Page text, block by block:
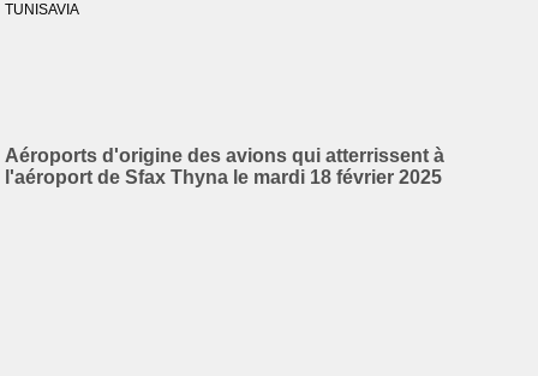
TUNISAVIA
Aéroports d'origine des avions qui atterrissent à
l'aéroport de Sfax Thyna le mardi 18 février 2025